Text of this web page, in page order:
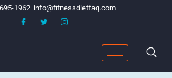
1962 info@fitnessdietfaq.com